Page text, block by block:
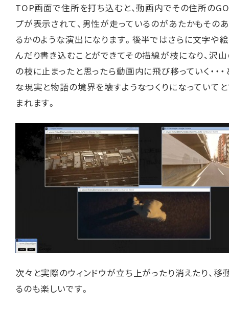
TOP画面で住所を打ち込むと、動画内でその住所の
プが表示されて、男性が走っているのがあたかもその
るかのような演出になります。後半ではさらに文字や
んだり書き込むことができてその描線が枝になり、沢
の枝に止まったと思ったら動画内に飛び移っていく・・・
な現実と物語の境界を壊すようなつくりになっていて
まれます。
次々と実際のウィンドウが立ち上がったり消えたり、移
るのも楽しいです。